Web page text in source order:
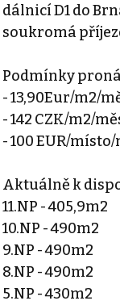
dálnicí D1 do
soukromá
Podmínky
- 13,90Eur/m2/
- 142 CZK/m2/
- 100 EUR/
Aktuálně k
11.NP - 405,9m2
10.NP - 490m2
9.NP - 490m2
8.NP - 490m2
5.NP - 430m2